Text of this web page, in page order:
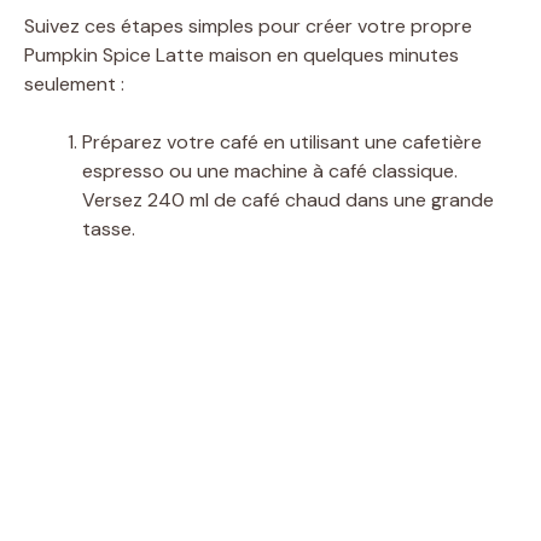
V
d
Suivez ces étapes simples pour créer votre propre
Pumpkin Spice Latte maison en quelques minutes
seulement :
Préparez votre café en utilisant une cafetière
espresso ou une machine à café classique.
Versez 240 ml de café chaud dans une grande
tasse.